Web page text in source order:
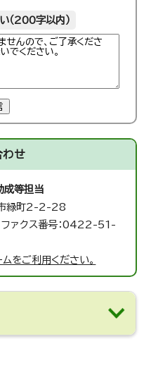
（200字以内）
わせ
等担当
緑町2-2-28
クス番号：0422-51-
をご利用ください。